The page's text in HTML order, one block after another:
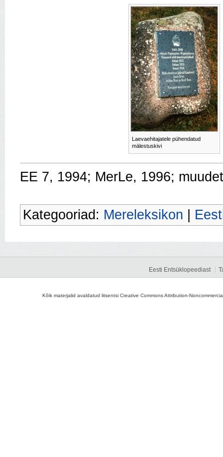
Laevaehitajatele pühendatud
mälestuskivi
EE 7, 1994; MerLe, 1996;
Kategooriad: Mereleksikon
Eesti Entsüklopeediast
Kõik materjalid avaldatud litsentsi Creative Commons Attribution-